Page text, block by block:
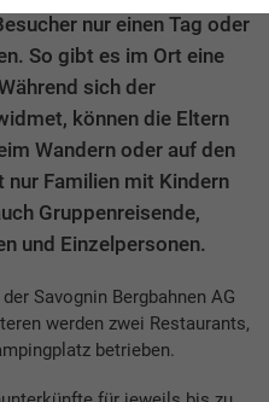
nur einen Tag oder
So gibt es im Ort eine
sich der
können die Eltern
Wandern oder auf den
nur Familien mit Kindern
Gruppenreisende,
und Einzelpersonen.
Savognin Bergbahnen AG
werden zwei Restaurants,
betrieben.